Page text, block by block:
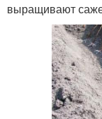
выращивают